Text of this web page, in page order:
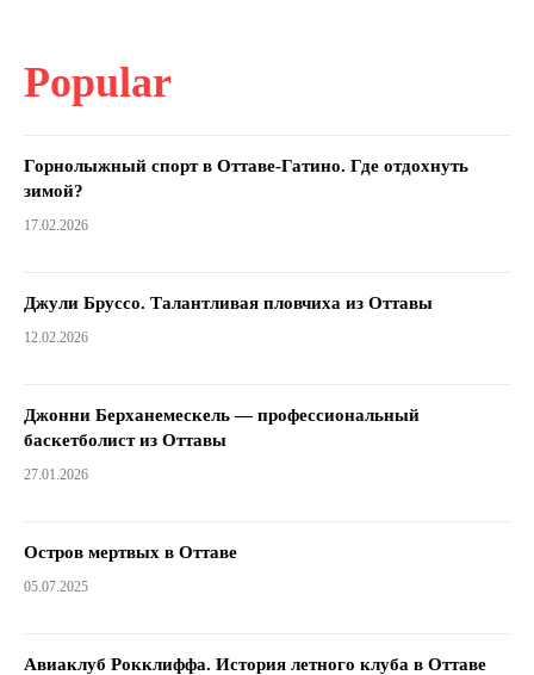
Popular
Горнолыжный спорт в Оттаве-Гатино. Где отдохнуть
зимой?
17.02.2026
Джули Бруссо. Талантливая пловчиха из Оттавы
12.02.2026
Джонни Берханемескель — профессиональный
баскетболист из Оттавы
27.01.2026
Остров мертвых в Оттаве
05.07.2025
Авиаклуб Рокклиффа. История летного клуба в Оттаве